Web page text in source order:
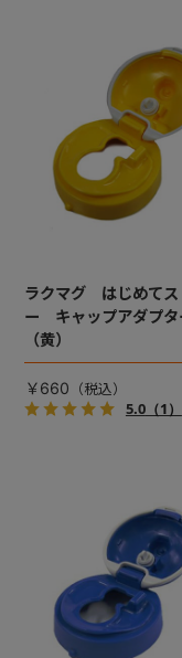
ラクマグ はじめてス
ー キャップアダプ
（黄）
￥660
5.0（1）